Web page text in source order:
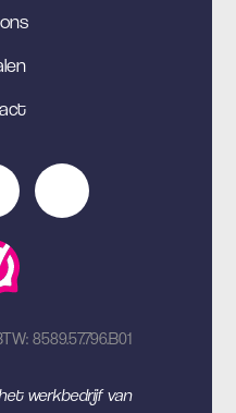
8589.57.796.B01
werkbedrijf van